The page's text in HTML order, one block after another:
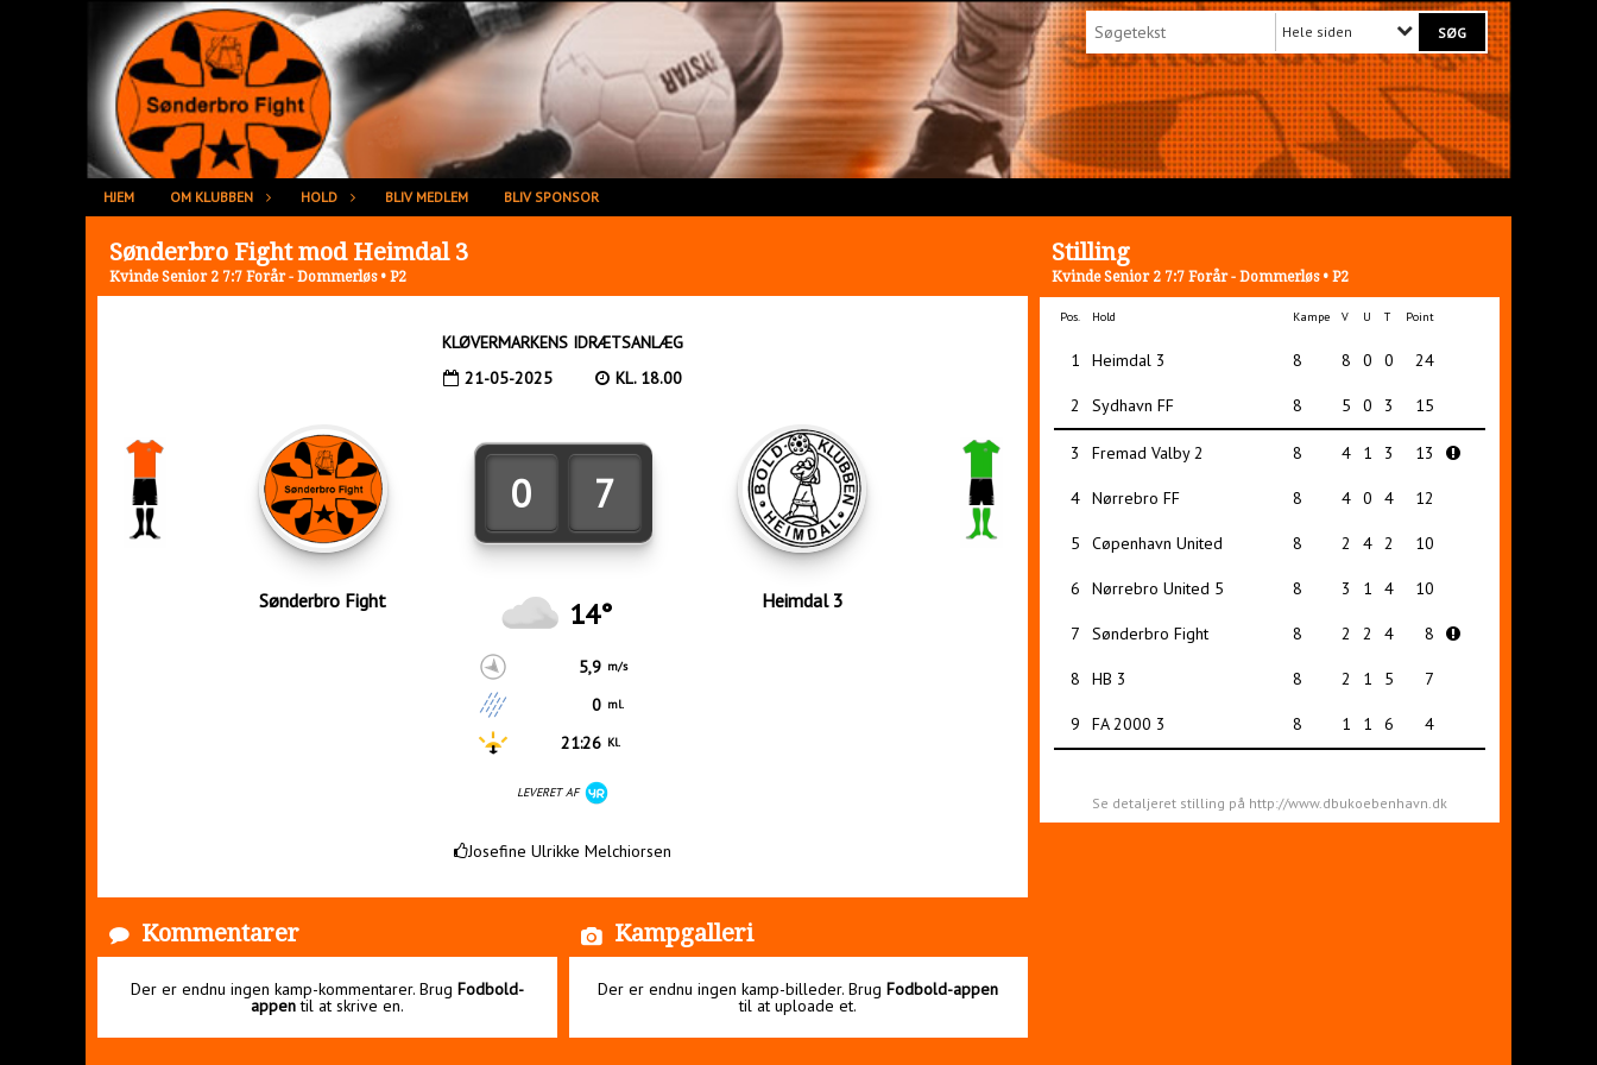
Hele siden
HJEM OM KLUBBEN HOLD BLIV MEDLEM BLIV SPONSOR
Sønderbro Fight mod Heimdal 3
Kvinde Senior 2 7:7 Forår - Dommerløs • P2
KLØVERMARKENS IDRÆTSANLÆG
21-05-2025
KL. 18.00
Sønderbro Fight
0 7
14°
5,9 m/s
0 ml.
21:26 Kl.
LEVERET AF
Heimdal 3
Josefine Ulrikke Melchiorsen
Stilling
Kvinde Senior 2 7:7 Forår - Dommerløs • P2
Pos. Hold Kampe V U T Point
1 Heimdal 3 8 8 0 0 24
2 Sydhavn FF 8 5 0 3 15
3 Fremad Valby 2 8 4 1 3 13
4 Nørrebro FF 8 4 0 4 12
5 Cøpenhavn United 8 2 4 2 10
6 Nørrebro United 5 8 3 1 4 10
7 Sønderbro Fight 8 2 2 4 8
8 HB 3 8 2 1 5 7
9 FA 2000 3 8 1 1 6 4
Se detaljeret stilling på http://www.dbukoebenhavn.dk
Kommentarer
Der er endnu ingen kamp-kommentarer. Brug Fodbold-
appentil at skrive en.
Kampgalleri
Der er endnu ingen kamp-billeder. BrugFodbold-appen
til at uploade et.